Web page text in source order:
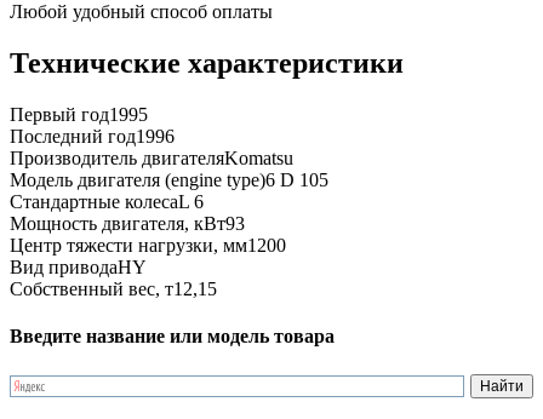
Любой удобный способ оплаты
Технические характеристики
Первый год1995
Последний год1996
Производитель двигателяKomatsu
Модель двигателя (engine type)6 D 105
Стандартные колесаL 6
Мощность двигателя, кВт93
Центр тяжести нагрузки, мм1200
Вид приводаHY
Собственный вес, т12,15
Введите название или модель товара